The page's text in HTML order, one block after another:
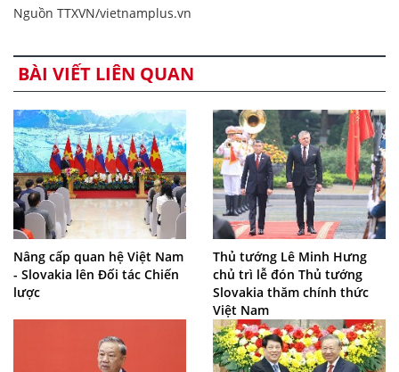
Nguồn TTXVN/vietnamplus.vn
BÀI VIẾT LIÊN QUAN
Nâng cấp quan hệ Việt Nam
- Slovakia lên Đối tác Chiến
lược
Thủ tướng Lê Minh Hưng
chủ trì lễ đón Thủ tướng
Slovakia thăm chính thức
Việt Nam